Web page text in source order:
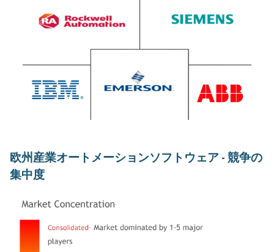
欧州産業オートメーションソフトウェア - 競争の
集中度